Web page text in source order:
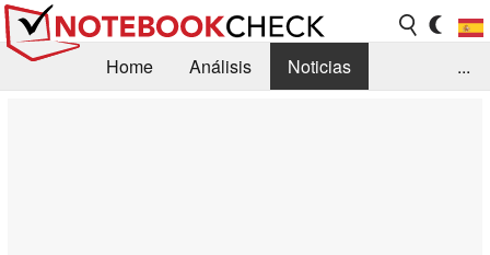
Home Análisis
Noticias
...